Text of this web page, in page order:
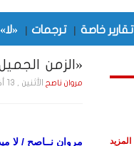
تقارير خاصة | ترجمات | «لا» 21 السياسي
«الزمن
مروان ناصحالأثنين , 13 أكـتـوبـر , 2025 الساعة 1:20:52 AM
مروان نــاصح / لا
المزيد